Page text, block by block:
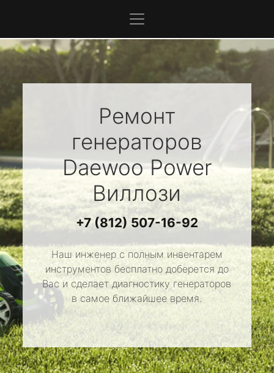
Ремонт
генераторов
Daewoo Power
Виллози
+7 (812) 507-16-92
Наш инженер с полным инвентарем
инструментов бесплатно доберется до
Вас и сделает диагностику генераторов
в самое ближайшее время.